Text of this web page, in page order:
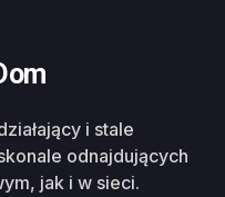
i stale
odnajdujących
jak i w sieci.